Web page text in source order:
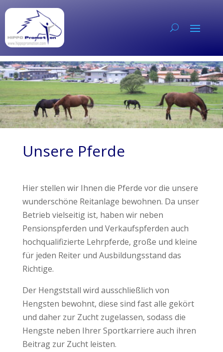
Unsere Pferde
Hier stellen wir Ihnen die Pferde vor die unsere
wunderschöne Reitanlage bewohnen. Da unser
Betrieb vielseitig ist, haben wir neben
Pensionspferden und Verkaufspferden auch
hochqualifizierte Lehrpferde, große und kleine
für jeden Reiter und Ausbildungsstand das
Richtige.
Der Hengststall wird ausschließlich von
Hengsten bewohnt, diese sind fast alle gekört
und daher zur Zucht zugelassen, sodass die
Hengste neben Ihrer Sportkarriere auch ihren
Beitrag zur Zucht leisten.